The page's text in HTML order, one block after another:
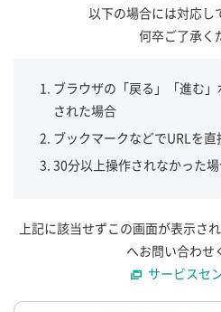
以下の場合には対応し
何卒ご了承く
ブラウザの「戻る」「進む
された場合
ブックマークなどでURLを
30分以上操作されなかった
上記に該当せずこの画面が表示さ
へお問い合わせ
サービスセ